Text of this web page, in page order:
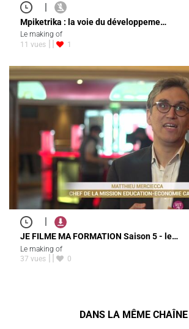
|
Mpiketrika : la voie du développeme…
Le making of
11 vues
1
|
JE FILME MA FORMATION Saison 5 - le…
Le making of
37 vues
0
DANS LA MÊME CHAÎNE